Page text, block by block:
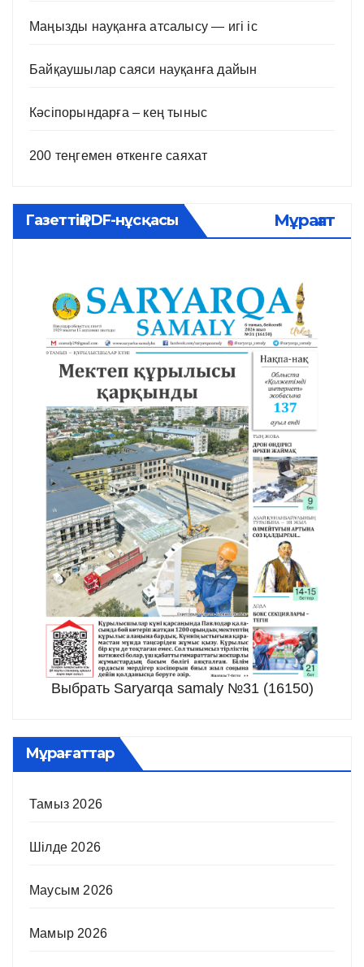
Маңызды науқанға атсалысу — игі іс
Байқаушылар саяси науқанға дайын
Кәсіпорындарға – кең тыныс
200 теңгемен өткенге саяхат
Газеттің PDF-нұсқасы Мұрағат
Выбрать Saryarqa samaly №31 (16150)
Мұрағаттар
Тамыз 2026
Шілде 2026
Маусым 2026
Мамыр 2026